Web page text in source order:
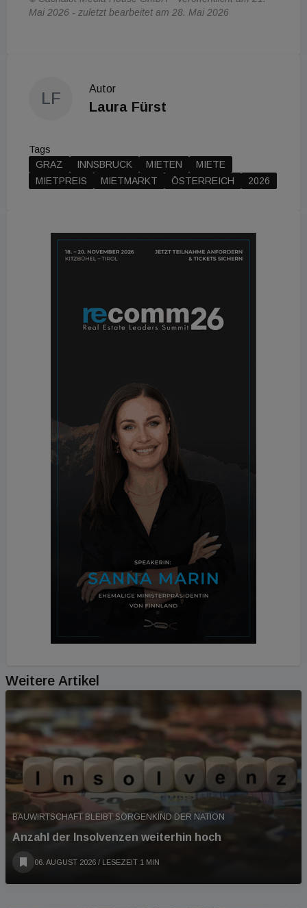
Mai 2026 - zuletzt bearbeitet am 28. Mai 2026
LF
Autor
Laura Fürst
Tags
GRAZ
INNSBRUCK MIETEN
MIETE
MIETPREIS
MIETMARKT ÖSTERREICH 2026
Weitere Artikel
BAUWIRTSCHAFT BLEIBT SORGENKIND DER NATION
Anzahl der Insolvenzen weiterhin hoch
06. AUGUST 2026 / LESEZEIT 1 MIN